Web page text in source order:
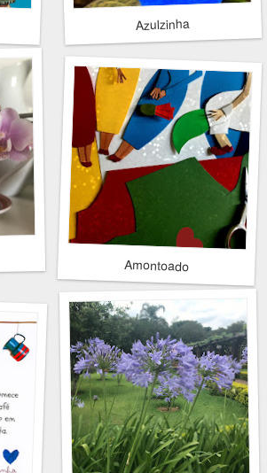
Azulzinha
Amontoado